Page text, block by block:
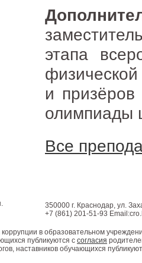
этапа
и призёров
олимпиады
Все
350000 г. Краснодар, ул.
+7 (861) 201-51-93
в образовательном
публикуются с согласия
наставников обучающихся